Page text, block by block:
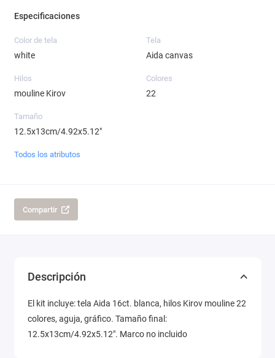
Especificaciones
Color de tela
white
Tela
Aida canvas
Hilos
mouline Kirov
Colores
22
Tamaño
12.5x13cm/4.92x5.12"
Todos los atributos
Compartir
Descripción
El kit incluye: tela Aida 16ct. blanca, hilos Kirov mouline 22
colores, aguja, gráfico. Tamaño final:
12.5x13cm/4.92x5.12". Marco no incluido